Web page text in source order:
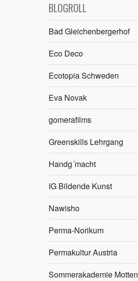
BLOGROLL
Bad Gleichenbergerhof
Eco Deco
Ecotopia Schweden
Eva Novak
gomerafilms
Greenskills Lehrgang
Handg´macht
IG Bildende Kunst
Nawisho
Perma-Norikum
Permakultur Austria
Sommerakademie Motten